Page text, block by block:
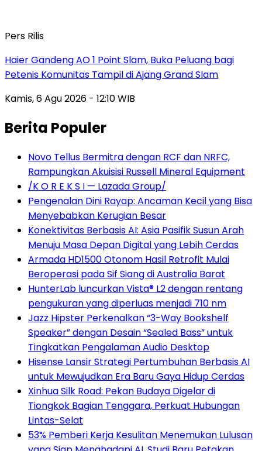
Pers Rilis
Haier Gandeng AO 1 Point Slam, Buka Peluang bagi
Petenis Komunitas Tampil di Ajang Grand Slam
Kamis, 6 Agu 2026 - 12:10 WIB
Berita Populer
Novo Tellus Bermitra dengan RCF dan NRFC,
Rampungkan Akuisisi Russell Mineral Equipment
/K O R E K S I — Lazada Group/
Pengenalan Dini Rayap: Ancaman Kecil yang Bisa
Menyebabkan Kerugian Besar
Konektivitas Berbasis AI: Asia Pasifik Susun Arah
Menuju Masa Depan Digital yang Lebih Cerdas
Armada HD1500 Otonom Hasil Retrofit Mulai
Beroperasi pada Sif Siang di Australia Barat
HunterLab luncurkan Vista® L2 dengan rentang
pengukuran yang diperluas menjadi 710 nm
Jazz Hipster Perkenalkan “3-Way Bookshelf
Speaker” dengan Desain “Sealed Bass” untuk
Tingkatkan Pengalaman Audio Desktop
Hisense Lansir Strategi Pertumbuhan Berbasis AI
untuk Mewujudkan Era Baru Gaya Hidup Cerdas
Xinhua Silk Road: Pekan Budaya Digelar di
Tiongkok Bagian Tenggara, Perkuat Hubungan
Lintas-Selat
53% Pemberi Kerja Kesulitan Menemukan Lulusan